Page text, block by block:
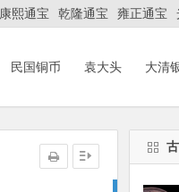
康熙通宝 乾隆通宝 雍正通宝
民国铜币 袁大头 大清